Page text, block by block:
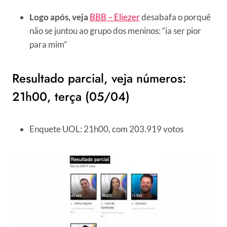
Logo após, veja BBB – Eliezerdesabafa o porquê
não se juntou ao grupo dos meninos: “ia ser pior
para mim”
Resultado parcial, veja números:
21h00, terça (05/04)
Enquete UOL: 21h00, com 203.919 votos